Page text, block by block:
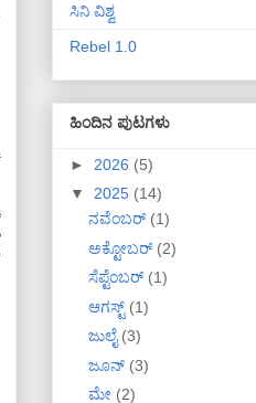
ಸಿನಿ ವಿಶ್ವ
Rebel 1.0
ಹಿಂದಿನ ಪುಟಗಳು
► 2026 (5)
▼ 2025 (14)
ನವೆಂಬರ್ (1)
ಅಕ್ಟೋಬರ್ (2)
ಸೆಪ್ಟೆಂಬರ್ (1)
ಆಗಸ್ಟ್ (1)
ಜುಲೈ(3)
ಜೂನ್ (3)
ಮೇ (2)